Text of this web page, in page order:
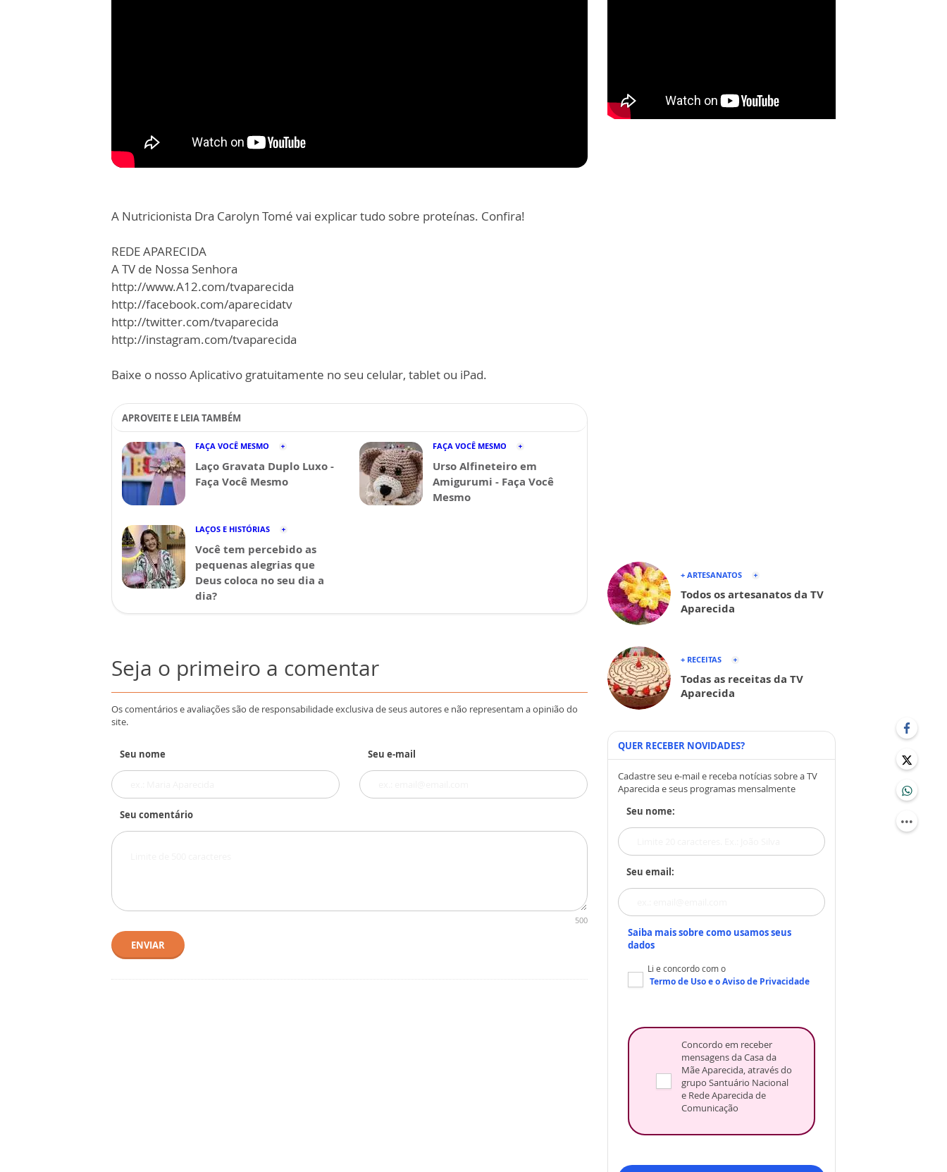
A Nutricionista Dra Carolyn Tomé vai explicar tudo sobre proteínas. Confira!
REDE APARECIDA
A TV de Nossa Senhora
http://www.A12.com/tvaparecida
http://facebook.com/aparecidatv
http://twitter.com/tvaparecida
http://instagram.com/tvaparecida
Baixe o nosso Aplicativo gratuitamente no seu celular, tablet ou iPad.
APROVEITE E LEIA TAMBÉM
FAÇA VOCÊ MESMO
Laço Gravata Duplo Luxo -
Faça Você Mesmo
FAÇA VOCÊ MESMO
Urso Alfineteiro em
Amigurumi - Faça Você
Mesmo
LAÇOS E HISTÓRIAS
Você tem percebido as
pequenas alegrias que
Deus coloca no seu dia a
dia?
Seja o primeiro a comentar
Os comentários e avaliações são de responsabilidade exclusiva de seus autores e não representam a opinião do
site.
Seu nome Seu e-mail
Seu comentário
500
ENVIAR
+ ARTESANATOS
Todos os artesanatos da TV
Aparecida
+ RECEITAS
Todas as receitas da TV
Aparecida
QUER RECEBER NOVIDADES?
Cadastre seu e-mail e receba notícias sobre a TV
Aparecida e seus programas mensalmente
Seu nome:
Seu email:
Saiba mais sobre como usamos seus
dados
Li e concordo com o
Termo de Usoe oAviso de Privacidade
Concordo em receber
mensagens da Casa da
Mãe Aparecida, através do
grupo Santuário Nacional
e Rede Aparecida de
Comunicação